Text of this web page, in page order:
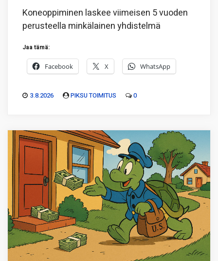
Koneoppiminen laskee viimeisen 5 vuoden
perusteella minkälainen yhdistelmä
Jaa tämä:
Facebook X WhatsApp
3.8.2026 PIKSU TOIMITUS 0